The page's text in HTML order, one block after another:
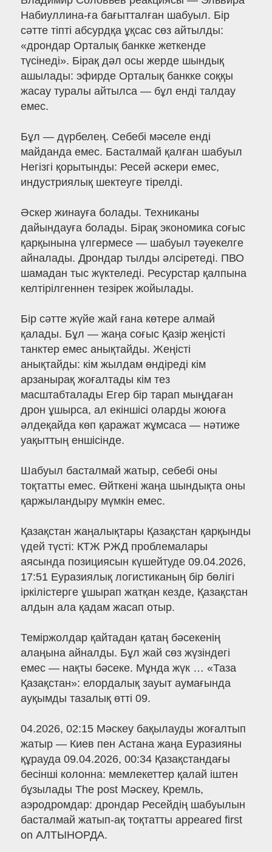
Набиуллина-ға бағытталған шабуыл. Бір
сәтте тіпті абсурдқа ұқсас сөз айтылды:
«дрондар Орталық банкке жеткенде
түсінеді». Бірақ дәл осы жерде шындық
ашылады: эфирде Орталық банкке соққы
жасау туралы айтылса — бұл енді талдау
емес.
Бұл — дүрбелең. Себебі мәселе енді
майданда емес. Басталмай қалған шабуыл
Негізгі қорытынды: Ресей әскери емес,
индустриялық шектеуге тірелді.
Әскер жинауға болады. Техниканы
дайындауға болады. Бірақ экономика соғыс
қарқынына үлгермесе — шабуыл тәуекелге
айналады. Дрондар тылды әлсіретеді. ПВО
шамадан тыс жүктеледі. Ресурстар қалпына
келтірілгеннен тезірек жойылады.
Бір сәтте жүйе жай ғана көтере алмай
қалады. Бұл — жаңа соғыс Қазір жеңісті
танктер емес анықтайды. Жеңісті
анықтайды: кім жылдам өндіреді кім
арзанырақ жоғалтады кім тез
масштабталады Егер бір тарап мыңдаған
дрон ұшырса, ал екіншісі оларды жоюға
әлдеқайда көп қаражат жұмсаса — нәтиже
уақыттың еншісінде.
Шабуыл басталмай жатыр, себебі оны
тоқтатты емес. Өйткені жаңа шындықта оны
қаржыландыру мүмкін емес.
Қазақстан жаңалықтары Қазақстан қарқынды
үдей түсті: КТЖ РЖД проблемалары
аясында позициясын күшейтуде 09.04.2026,
17:51 Еуразиялық логистиканың бір бөлігі
іркілістерге ұшырап жатқан кезде, Қазақстан
алдын ала қадам жасап отыр.
Теміржолдар қайтадан қатаң бәсекенің
алаңына айналды. Бұл жай сөз жүзіндегі
емес — нақты бәсеке. Мұнда жүк … «Таза
Қазақстан»: елордалық зауыт аумағында
ауқымды тазалық өтті 09.
04.2026, 02:15 Мәскеу бақылауды жоғалтып
жатыр — Киев пен Астана жаңа Еуразияны
құрауда 09.04.2026, 00:34 Қазақстандағы
бесінші колонна: мемлекеттер қалай іштен
бұзылады The post Мәскеу, Кремль,
аэродромдар: дрондар Ресейдің шабуылын
басталмай жатып-ақ тоқтатты appeared first
on АЛТЫНОРДА.